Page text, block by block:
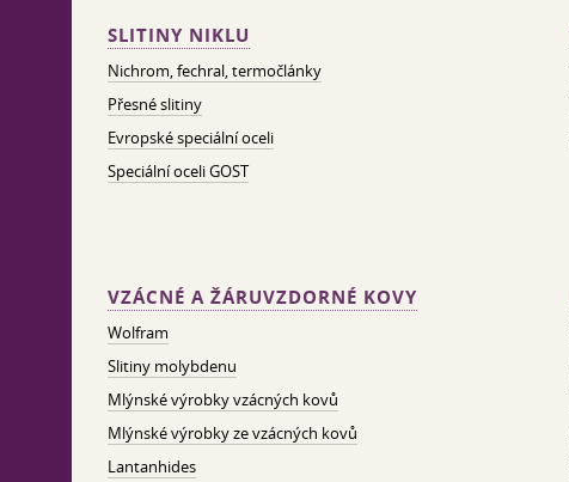
SLITINY NIKLU
Nichrom, fechral, termočlánky
Přesné slitiny
Evropské speciální oceli
Speciální oceli GOST
VZÁCNÉ A ŽÁRUVZDORNÉ KOVY
Wolfram
Slitiny molybdenu
Mlýnské výrobky vzácných kovů
Mlýnské výrobky ze vzácných kovů
Lantanhides